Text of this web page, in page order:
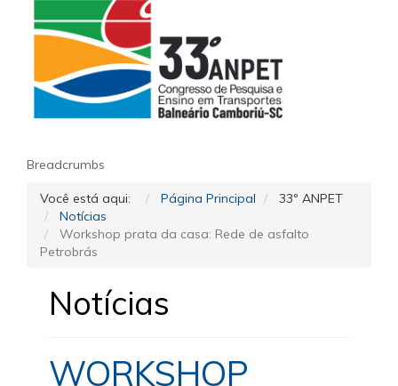
Breadcrumbs
Você está aqui: Página Principal
33º ANPET
Notícias
Workshop prata da casa: Rede de asfalto
Petrobrás
Notícias
WORKSHOP